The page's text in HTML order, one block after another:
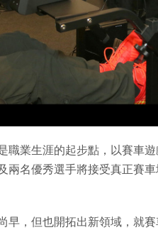
職業生涯的起步點，以賽車
兩名優秀選手將接受真正賽
早，但也開拓出新領域，就